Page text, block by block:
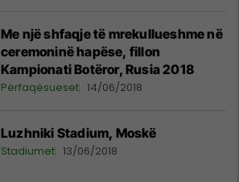
Me një shfaqje të mrekullueshme në
ceremoninë hapëse, fillon
Kampionati Botëror, Rusia 2018
Përfaqësueset 14/06/2018
Luzhniki Stadium, Moskë
Stadiumet 13/06/2018